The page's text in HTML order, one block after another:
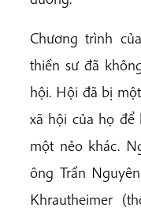
Chương trình
thiền sư đã
hội. Hội đã bị
xã hội của họ để
một nẻo khác.
ông Trần
Khrautheimer